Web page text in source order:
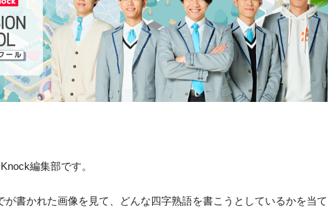
編集部です。
が書かれた画像を見て、どんな四字熟語を書こうとしているかを当て